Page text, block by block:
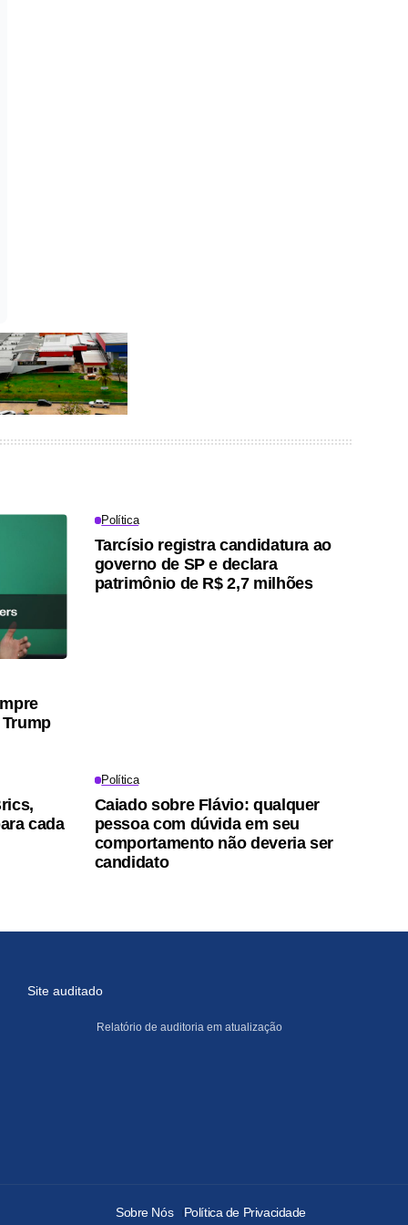
Política
Tarcísio registra candidatura ao
governo de SP e declara
patrimônio de R$ 2,7 milhões
cada
Política
Caiado sobre Flávio: qualquer
pessoa com dúvida em seu
comportamento não deveria ser
candidato
Site auditado
Relatório de auditoria em atualização
Sobre Nós Política de Privacidade